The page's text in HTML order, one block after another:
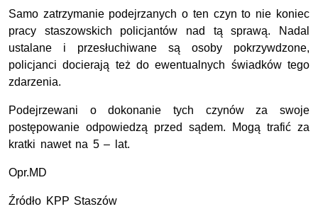
Samo zatrzymanie podejrzanych o ten czyn to nie koniec
pracy staszowskich policjantów nad tą sprawą. Nadal
ustalane i przesłuchiwane są osoby pokrzywdzone,
policjanci docierają też do ewentualnych świadków tego
zdarzenia.
Podejrzewani o dokonanie tych czynów za swoje
postępowanie odpowiedzą przed sądem. Mogą trafić za
kratki nawet na 5 – lat.
Opr.MD
Źródło KPP Staszów